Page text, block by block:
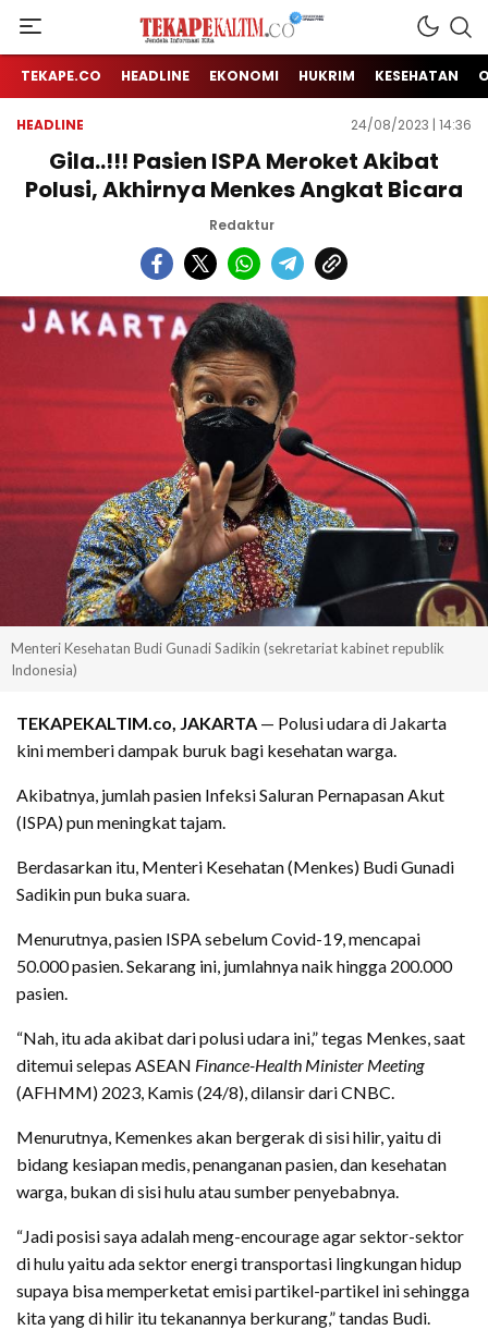
TEKAPE KALTIM
Jendela Informasi Kita
TEKAPE.CO HEADLINE EKONOMI HUKRIM KESEHATAN
HEADLINE 24/08/2023 | 14:36
Gila..!!! Pasien ISPA Meroket Akibat
Polusi, Akhirnya Menkes Angkat Bicara
Redaktur
Menteri Kesehatan Budi Gunadi Sadikin (sekretariat kabinet republik
Indonesia)
TEKAPEKALTIM.co, JAKARTA — Polusi udara di Jakarta
kini memberi dampak buruk bagi kesehatan warga.
Akibatnya, jumlah pasien Infeksi Saluran Pernapasan Akut
(ISPA) pun meningkat tajam.
Berdasarkan itu, Menteri Kesehatan (Menkes) Budi Gunadi
Sadikin pun buka suara.
Menurutnya, pasien ISPA sebelum Covid-19, mencapai
50.000 pasien. Sekarang ini, jumlahnya naik hingga 200.000
pasien.
“Nah, itu ada akibat dari polusi udara ini,” tegas Menkes, saat
ditemui selepas ASEAN Finance-Health Minister Meeting
(AFHMM) 2023, Kamis (24/8), dilansir dari CNBC.
Menurutnya, Kemenkes akan bergerak di sisi hilir, yaitu di
bidang kesiapan medis, penanganan pasien, dan kesehatan
warga, bukan di sisi hulu atau sumber penyebabnya.
“Jadi posisi saya adalah meng-encourage agar sektor-sektor
di hulu yaitu ada sektor energi transportasi lingkungan hidup
supaya bisa memperketat emisi partikel-partikel ini sehingga
kita yang di hilir itu tekanannya berkurang,” tandas Budi.